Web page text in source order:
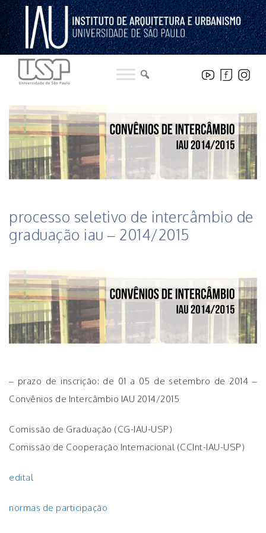
Pular
para
o
conteúdo
processo seletivo de intercâmbio de
graduação iau – 2014/2015
– prazo de inscrição: de 01 a 05 de setembro de 2014 –
Convênios de Intercâmbio IAU 2014/2015
Comissão de Graduação (CG-IAU-USP)
Comissão de Cooperação Internacional (CCInt-IAU-USP)
edital
normas de participação